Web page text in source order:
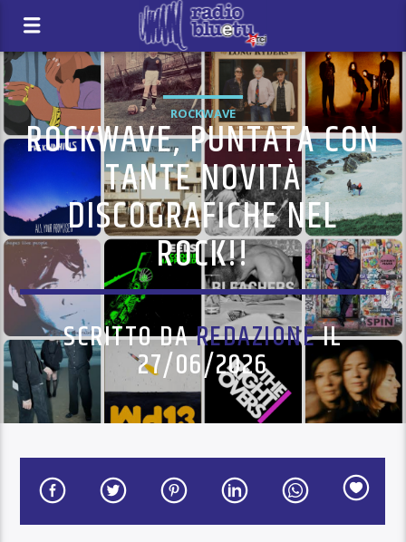
ROCKWAVE
ROCKWAVE, PUNTATA CON
TANTE NOVITÀ
DISCOGRAFICHE NEL
ROCK!!
SCRITTO DAREDAZIONEIL
27/06/2026